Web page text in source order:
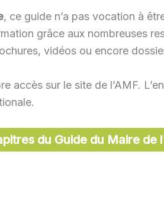
, ce guide n’a pas vocation à
grâce aux nombreuses
vidéos ou encore
accès sur le site de l’AMF.
du Guide du Maire de